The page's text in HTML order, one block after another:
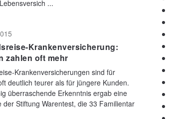
...
Krankenversicherung:
zahlen oft mehr
Krankenversicherungen sind für
deutlich teurer als für jüngere Kunden.
überraschende Erkenntnis ergab eine
der Stiftung Warentest, die 33 Familientar